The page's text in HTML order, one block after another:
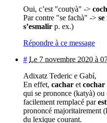
Oui, c’est "coutyà" ->
Par contre "se fachà" ->
s’esmalir p. ex.)
Répondre à ce message
# Le 7 novembre 2020 à
Adixatz Tederic e Gabí,
En effet, cachar et cochar
qui se prononce (katyà) ou
facilement remplacé par
prononcé majoritairement
du lexique courant.